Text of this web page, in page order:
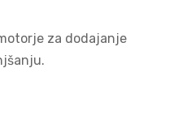
za dodajanje